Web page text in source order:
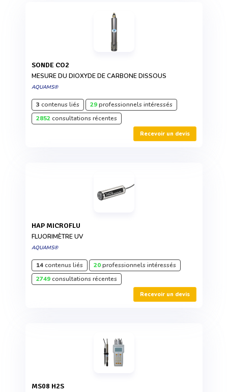
SONDE CO2
MESURE DU DIOXYDE DE CARBONE DISSOUS
AQUAMS®
3 contenus liés 29professionnels intéressés
2852consultations récentes
Recevoir un devis
HAP MICROFLU
FLUORIMÈTRE UV
AQUAMS®
14contenus liés 20professionnels intéressés
2749consultations récentes
Recevoir un devis
MS08 H2S